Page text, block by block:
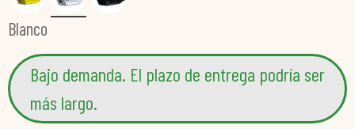
Blanco
Bajo demanda. El plazo de entrega podría ser
más largo.